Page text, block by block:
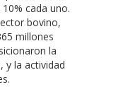
cada uno.
bovino,
millones
la
y la actividad